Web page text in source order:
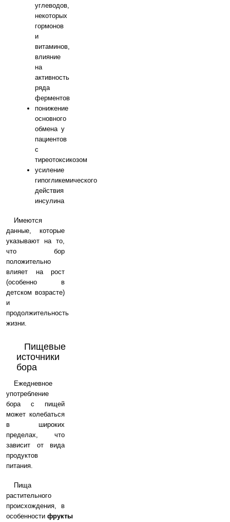
углеводов,
некоторых
гормонов
и
витаминов,
влияние
на
активность
ряда
ферментов
понижение
основного
обмена у
пациентов
с
тиреотоксикозом
усиление
гипогликемического
действия
инсулина
Имеются
данные, которые
указывают на то,
что бор
положительно
влияет на рост
(особенно в
детском возрасте)
и
продолжительность
жизни.
Пищевые
источники
бора
Ежедневное
употребление
бора c пищей
может колебаться
в широких
пределах, что
зависит от вида
продуктов
питания.
Пища
растительного
происхождения, в
особенности фрукты